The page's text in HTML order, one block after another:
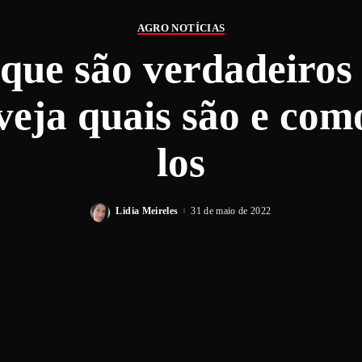
AGRO NOTÍCIAS
são
quais são e
los
Lidia Meireles 31 de maio de 2022